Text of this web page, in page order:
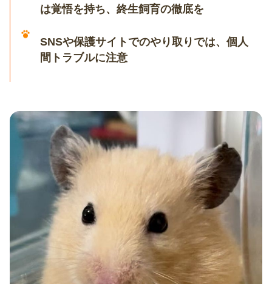
は覚悟を持ち、終生飼育の徹底を
SNSや保護サイトでのやり取りでは、個人
間トラブルに注意